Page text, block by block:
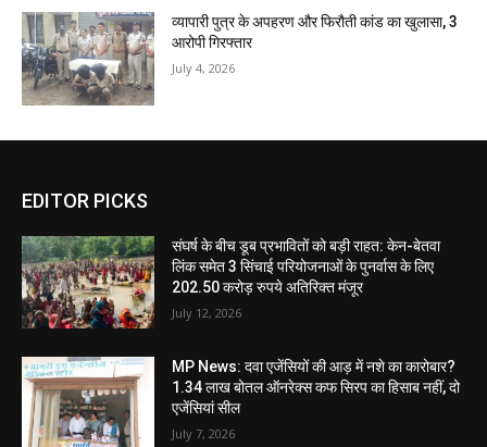
व्यापारी पुत्र के अपहरण और फिरौती कांड का खुलासा, 3
आरोपी गिरफ्तार
July 4, 2026
EDITOR PICKS
संघर्ष के बीच डूब प्रभावितों को बड़ी राहत: केन-बेतवा
लिंक समेत 3 सिंचाई परियोजनाओं के पुनर्वास के लिए
202.50 करोड़ रुपये अतिरिक्त मंजूर
July 12, 2026
MP News: दवा एजेंसियों की आड़ में नशे का कारोबार?
1.34 लाख बोतल ऑनरेक्स कफ सिरप का हिसाब नहीं, दो
एजेंसियां सील
July 7, 2026